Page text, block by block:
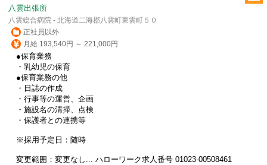
八雲出張所
八雲総合病院 - 北海道二海郡八雲町東雲町５０
正社員以外
月給 193,540円 ～ 221,000円
●保育業務
・乳幼児の保育
●保育業務の他
・日誌の作成
・行事等の運営、企画
・施設名の清掃、点検
・保護者との連携等
※採用予定日：随時
変更範囲：変更なし... ハローワーク求人番号 01023-00508461